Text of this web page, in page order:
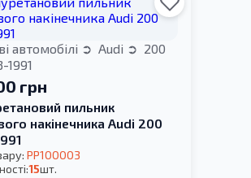
автомобілі Audi
200
1991
грн
пильник
накінечника Audi 200
PP100003
15шт.